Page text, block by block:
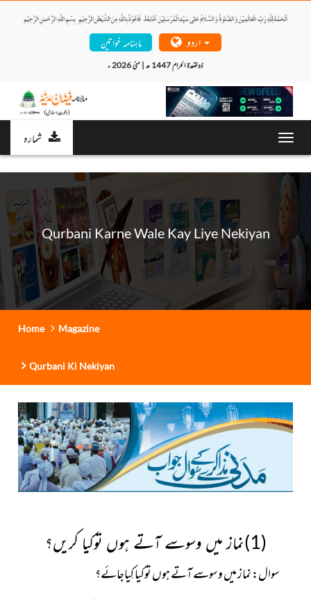
ماہنامہ خواتین
ذولقعدۃ الحرام 1447 ھ | مئی 2026 ء
شمارہ
Qurbani Karne Wale Kay Liye Nekiyan
Home Magazine
Qurbani Ki Nekiyan
(1)نماز میں وسوسے آتے ہوں توکیا کریں؟
سوال:نماز میں وسوسے آتے ہوں توکیا کِیاجائے؟